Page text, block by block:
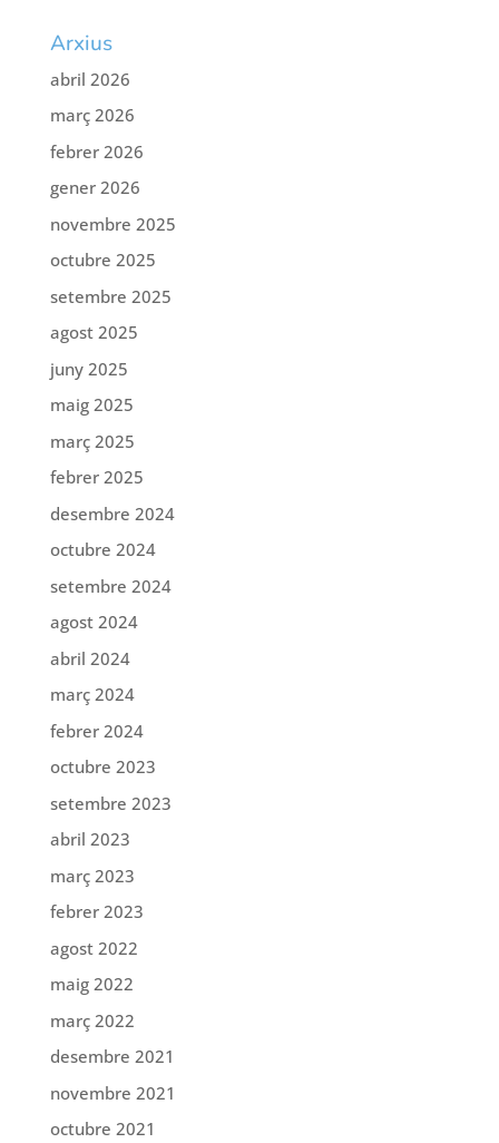
Arxius
abril 2026
març 2026
febrer 2026
gener 2026
novembre 2025
octubre 2025
setembre 2025
agost 2025
juny 2025
maig 2025
març 2025
febrer 2025
desembre 2024
octubre 2024
setembre 2024
agost 2024
abril 2024
març 2024
febrer 2024
octubre 2023
setembre 2023
abril 2023
març 2023
febrer 2023
agost 2022
maig 2022
març 2022
desembre 2021
novembre 2021
octubre 2021